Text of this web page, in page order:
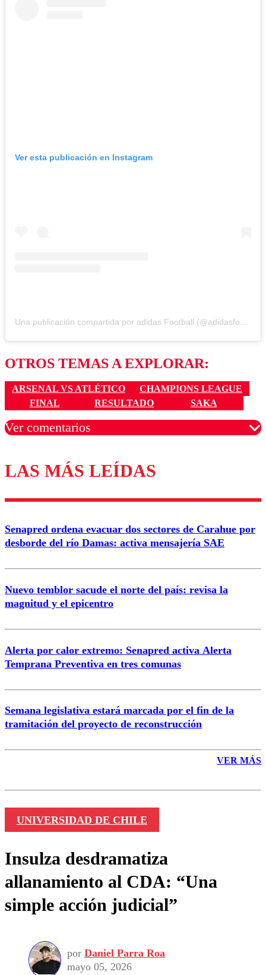
Ver esta publicación en Instagram
Una publicación compartida por adidas Football (@adidasfootball)
OTROS TEMAS A EXPLORAR:
ARSENAL VS ATLÉTICO
CHAMPIONS LEAGUE
FINAL
RESULTADO SAKA
Ver comentarios
Los comentarios son moderados para garantizar un
diálogo respetuoso.
Correo
LAS MÁS LEÍDAS
Senapred ordena evacuar dos sectores de Carahue por
desborde del río Damas: activa mensajería SAE
Nuevo temblor sacude el norte del país: revisa la
magnitud y el epicentro
Alerta por calor extremo: Senapred activa Alerta
Temprana Preventiva en tres comunas
Semana legislativa estará marcada por el fin de la
tramitación del proyecto de reconstrucción
VER MÁS
UNIVERSIDAD DE CHILE
Insulza desdramatiza
allanamiento al CDA: “Una
simple acción judicial”
por Daniel Parra Roa
mayo 05, 2026